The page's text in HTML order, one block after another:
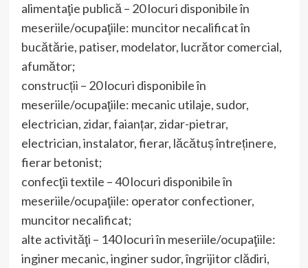
alimentaţie publică – 20 locuri disponibile în
meseriile/ocupaţiile: muncitor necalificat în
bucătărie, patiser, modelator, lucrător comercial,
afumător;
construcții – 20 locuri disponibile în
meseriile/ocupaţiile: mecanic utilaje, sudor,
electrician, zidar, faianțar, zidar-pietrar,
electrician, instalator, fierar, lăcătuș întreținere,
fierar betonist;
confecţii textile – 40 locuri disponibile în
meseriile/ocupaţiile: operator confectioner,
muncitor necalificat;
alte activităţi – 140 locuri în meseriile/ocupaţiile:
inginer mecanic, inginer sudor, îngrijitor clădiri,